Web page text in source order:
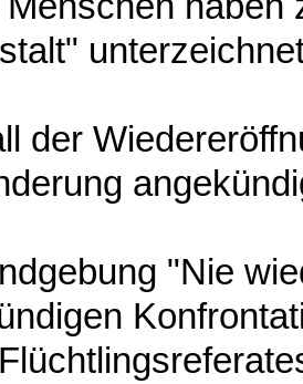
der
"Nie